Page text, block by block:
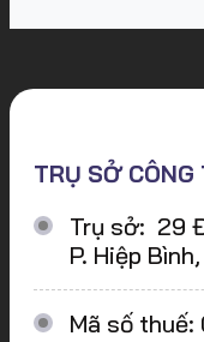
TRỤ SỞ CÔNG
Trụ sở: 29
P. Hiệp
Mã số